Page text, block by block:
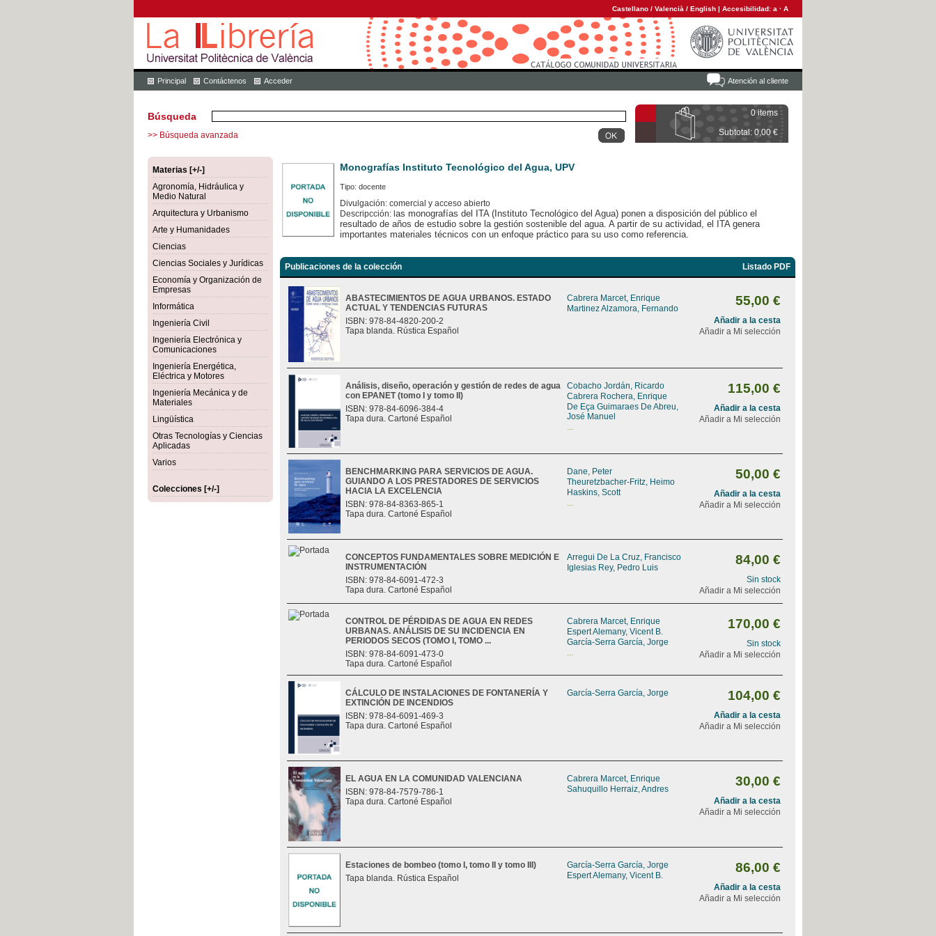
Castellano / Valencià / English | Accesibilidad: a · A
Atención al cliente
Principal Contáctenos Acceder
0 items
Subtotal: 0,00 €
Búsqueda
>> Búsqueda avanzada
Materias [+/-]
Agronomía, Hidráulica y
Medio Natural
Arquitectura y Urbanismo
Arte y Humanidades
Ciencias
Ciencias Sociales y Jurídicas
Economía y Organización de
Empresas
Informática
Ingeniería Civil
Ingeniería Electrónica y
Comunicaciones
Ingeniería Energética,
Eléctrica y Motores
Ingeniería Mecánica y de
Materiales
Lingüística
Otras Tecnologías y Ciencias
Aplicadas
Varios
Colecciones [+/-]
Monografías Instituto Tecnológico del Agua, UPV
Tipo: docente
Divulgación: comercial y acceso abierto
Descripcción: l as monografías del ITA (Instituto Tecnológico del Agua) ponen a disposición del público el
resultado de años de estudio sobre la gestión sostenible del agua. A partir de su actividad, el ITA genera
importantes materiales técnicos con un enfoque práctico para su uso como referencia.
Publicaciones de la colección Listado PDF
ABASTECIMIENTOS DE AGUA URBANOS. ESTADO
ACTUAL Y TENDENCIAS FUTURAS
ISBN: 978-84-4820-200-2
Tapa blanda. Rústica Español
Cabrera Marcet, Enrique
Martinez Alzamora, Fernando
55,00 €
Añadir a la cesta
Añadir a Mi selección
Análisis, diseño, operación y gestión de redes de agua
con EPANET (tomo I y tomo II)
ISBN: 978-84-6096-384-4
Tapa dura. Cartoné Español
Cobacho Jordán, Ricardo
Cabrera Rochera, Enrique
De Eça Guimaraes De Abreu,
José Manuel
...
115,00 €
Añadir a la cesta
Añadir a Mi selección
BENCHMARKING PARA SERVICIOS DE AGUA.
GUIANDO A LOS PRESTADORES DE SERVICIOS
HACIA LA EXCELENCIA
ISBN: 978-84-8363-865-1
Tapa dura. Cartoné Español
Dane, Peter
Theuretzbacher-Fritz, Heimo
Haskins, Scott
...
50,00 €
Añadir a la cesta
Añadir a Mi selección
CONCEPTOS FUNDAMENTALES SOBRE MEDICIÓN E
INSTRUMENTACIÓN
ISBN: 978-84-6091-472-3
Tapa dura. Cartoné Español
Arregui De La Cruz, Francisco
Iglesias Rey, Pedro Luis
84,00 €
Sin stock
Añadir a Mi selección
CONTROL DE PÉRDIDAS DE AGUA EN REDES
URBANAS. ANÁLISIS DE SU INCIDENCIA EN
PERIODOS SECOS (TOMO I, TOMO ...
ISBN: 978-84-6091-473-0
Tapa dura. Cartoné Español
Cabrera Marcet, Enrique
Espert Alemany, Vicent B.
García-Serra García, Jorge
...
170,00 €
Sin stock
Añadir a Mi selección
CÁLCULO DE INSTALACIONES DE FONTANERÍA Y
EXTINCIÓN DE INCENDIOS
ISBN: 978-84-6091-469-3
Tapa dura. Cartoné Español
García-Serra García, Jorge 104,00 €
Añadir a la cesta
Añadir a Mi selección
EL AGUA EN LA COMUNIDAD VALENCIANA
ISBN: 978-84-7579-786-1
Tapa dura. Cartoné Español
Cabrera Marcet, Enrique
Sahuquillo Herraiz, Andres
30,00 €
Añadir a la cesta
Añadir a Mi selección
Estaciones de bombeo (tomo I, tomo II y tomo III)
Tapa blanda. Rústica Español
García-Serra García, Jorge
Espert Alemany, Vicent B.
86,00 €
Añadir a la cesta
Añadir a Mi selección